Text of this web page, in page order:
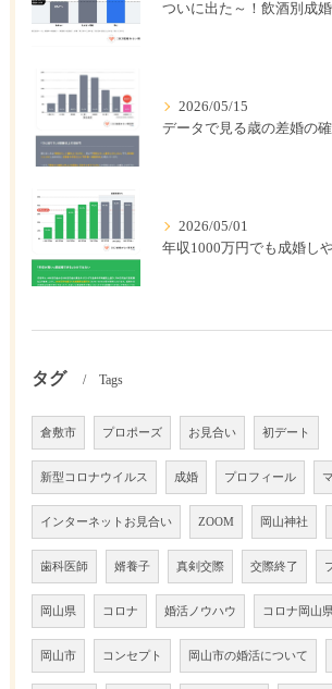
ついに出た～！飲酒別成婚
2026/05/15
データで見る歳の差婚の確
2026/05/01
タグ Tags
倉敷市 プロポーズ お見合い 初デート
新型コロナウイルス 成婚 プロフィール
インターネットお見合い ZOOM 岡山神社
歯科医師 婿養子 真剣交際 交際終了
岡山県 コロナ 婚活ノウハウ コロナ岡山
岡山市 コンセプト 岡山市の婚活について